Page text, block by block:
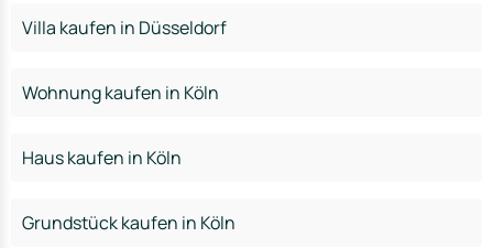
Villa kaufen in Düsseldorf
Wohnung kaufen in Köln
Haus kaufen in Köln
Grundstück kaufen in Köln